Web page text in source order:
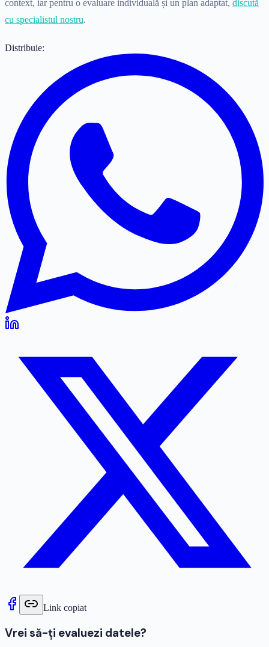
context, iar pentru o evaluare individuală și un plan adaptat, discută
cu specialistul nostru.
Distribuie:
Link copiat
Vrei să-ți evaluezi datele?